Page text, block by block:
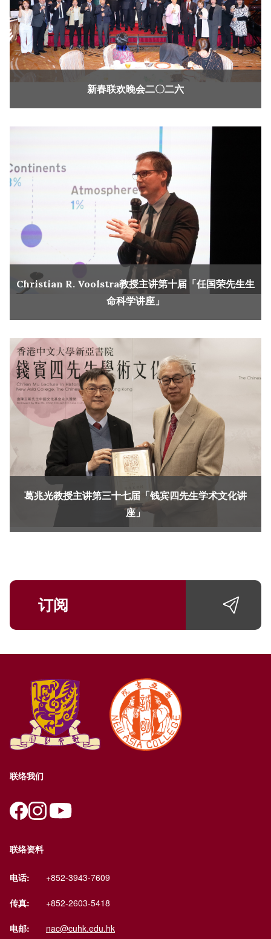
新春联欢晚会二〇二六
Christian R. Voolstra教授主讲第十届「任国荣先生生
命科学讲座」
葛兆光教授主讲第三十七届「钱宾四先生学术文化讲
座」
订阅
联络我们
联络资料
电话: +852-3943-7609
传真: +852-2603-5418
电邮: nac@cuhk.edu.hk